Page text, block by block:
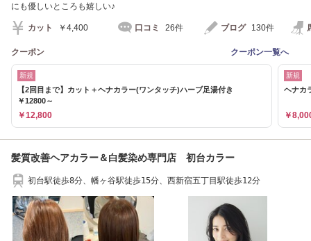
にも優しいところも嬉しい♪
カット ￥4,400 口コミ 26件 ブログ 130件
クーポン クーポン一覧へ
新規
【2回目まで】カット＋ヘナカラー(ワンタッチ)ハーブ足湯付き
￥12800～
￥12,800
新規
ヘナカ
￥
髪質改善ヘアカラー＆白髪染め専門店 初台カラー
初台駅徒歩8分、幡ヶ谷駅徒歩15分、西新宿五丁目駅徒歩12分